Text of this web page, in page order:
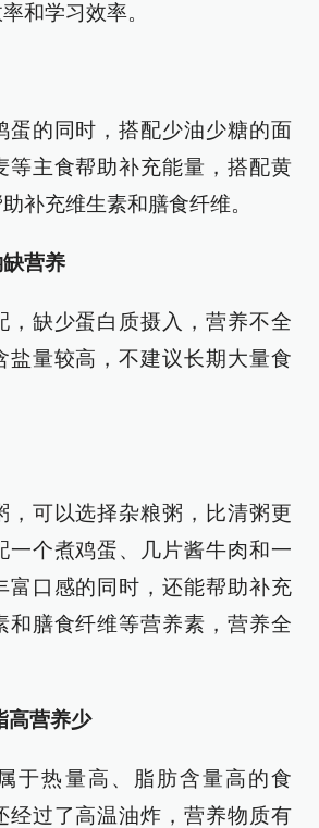
和学习效率。
蛋的同时，搭配少油少糖的面
等主食帮助补充能量，搭配黄
补充维生素和膳食纤维。
营养
，缺少蛋白质摄入，营养不全
盐量较高，不建议长期大量食
，可以选择杂粮粥，比清粥更
一个煮鸡蛋、几片酱牛肉和一
富口感的同时，还能帮助补充
和膳食纤维等营养素，营养全
高营养少
于热量高、脂肪含量高的食
经过了高温油炸，营养物质有